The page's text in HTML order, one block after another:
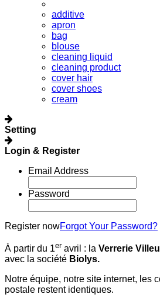
additive
apron
bag
blouse
cleaning liquid
cleaning product
cover hair
cover shoes
cream
Setting
Login & Register
Email Address
Password
Register nowForgot Your Password?
À partir du 1er avril : la Verrerie
avec la société Biolys.
Notre équipe, notre site internet, les
postale restent identiques.